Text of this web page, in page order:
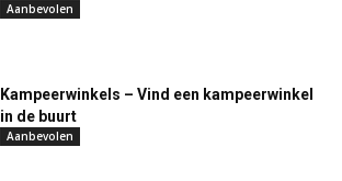
Aanbevolen
Kampeerwinkels – Vind een kampeerwinkel
in de buurt
Aanbevolen